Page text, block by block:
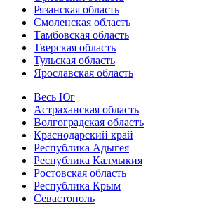
Рязанская область
Смоленская область
Тамбовская область
Тверская область
Тульская область
Ярославская область
Весь Юг
Астраханская область
Волгоградская область
Краснодарский край
Республика Адыгея
Республика Калмыкия
Ростовская область
Республика Крым
Севастополь